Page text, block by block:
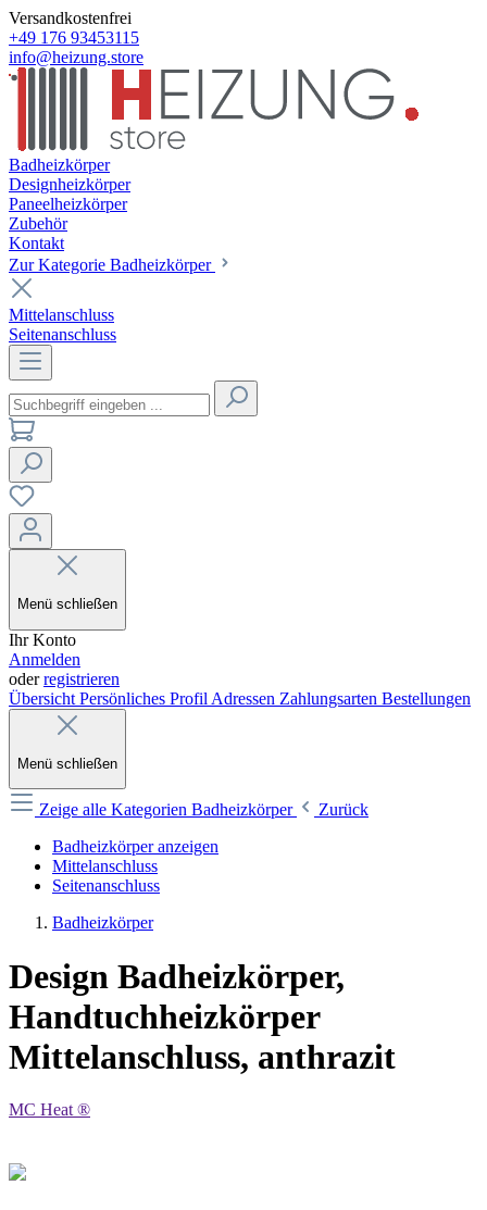
Versandkostenfrei
+49 176 93453115
info@heizung.store
Badheizkörper
Designheizkörper
Paneelheizkörper
Zubehör
Kontakt
Zur Kategorie Badheizkörper
Mittelanschluss
Seitenanschluss
Menü schließen
Ihr Konto
Anmelden
oderregistrieren
Übersicht Persönliches Profil Adressen Zahlungsarten Bestellungen
Menü schließen
Zeige alle Kategorien Badheizkörper
Zurück
Badheizkörper anzeigen
Mittelanschluss
Seitenanschluss
Badheizkörper
Design Badheizkörper,
Handtuchheizkörper
Mittelanschluss, anthrazit
MC Heat ®